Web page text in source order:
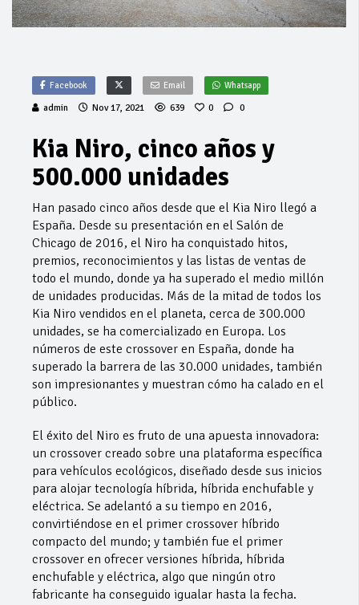
Facebook Email Whatsapp
admin Nov 17, 2021 639 0 0
Kia Niro, cinco años y
500.000 unidades
Han pasado cinco años desde que el Kia Niro llegó a
España. Desde su presentación en el Salón de
Chicago de 2016, el Niro ha conquistado hitos,
premios, reconocimientos y las listas de ventas de
todo el mundo, donde ya ha superado el medio millón
de unidades producidas. Más de la mitad de todos los
Kia Niro vendidos en el planeta, cerca de 300.000
unidades, se ha comercializado en Europa. Los
números de este crossover en España, donde ha
superado la barrera de las 30.000 unidades, también
son impresionantes y muestran cómo ha calado en el
público.
El éxito del Niro es fruto de una apuesta innovadora:
un crossover creado sobre una plataforma específica
para vehículos ecológicos, diseñado desde sus inicios
para alojar tecnología híbrida, híbrida enchufable y
eléctrica. Se adelantó a su tiempo en 2016,
convirtiéndose en el primer crossover híbrido
compacto del mundo; y también fue el primer
crossover en ofrecer versiones híbrida, híbrida
enchufable y eléctrica, algo que ningún otro
fabricante ha conseguido igualar hasta la fecha.